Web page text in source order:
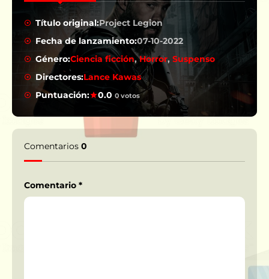
Título original:Project Legion
Fecha de lanzamiento:07-10-2022
Género:Ciencia ficción,Horror,Suspenso
Directores:Lance Kawas
Puntuación:
0.0 0 votos
Comentarios 0
Comentario *